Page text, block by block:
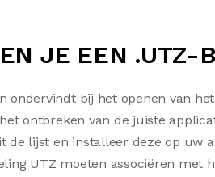
JE EEN .UTZ-
ondervindt bij het openen van
ontbreken van de juiste
de lijst en installeer deze op uw
UTZ moeten associëren met